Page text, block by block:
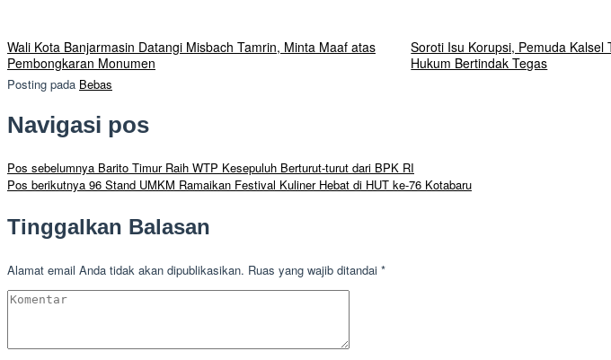
Wali Kota Banjarmasin Datangi Misbach Tamrin, Minta Maaf atas
Pembongkaran Monumen
Soroti Isu Korupsi, Pemuda
Hukum Bertindak Tegas
Posting pada Bebas
Navigasi pos
Pos sebelumnya Barito Timur Raih WTP Kesepuluh Berturut-turut dari BPK RI
Pos berikutnya 96 Stand UMKM Ramaikan Festival Kuliner Hebat di HUT ke-76 Kotabaru
Tinggalkan Balasan
Alamat email Anda tidak akan dipublikasikan. Ruas yang wajib ditandai *